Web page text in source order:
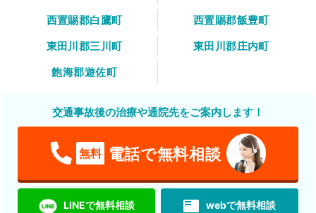
西置賜郡白鷹町
西置賜郡飯豊町
東田川郡三川町
東田川郡庄内町
飽海郡遊佐町
交通事故後の治療や通院先をご案内します！
無料 電話で無料相談
LINEで無料相談 featured_play_list webで無料相談